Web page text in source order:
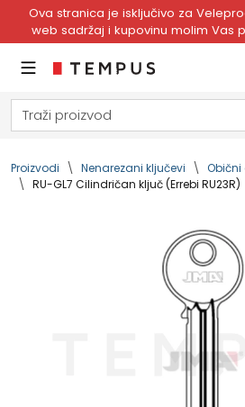
Ova stranica je isključivo za
web sadržaj i kupovinu molim Vas
Proizvodi Nenarezani ključevi
Obični
RU-GL7 Cilindričan ključ (Errebi RU23R)